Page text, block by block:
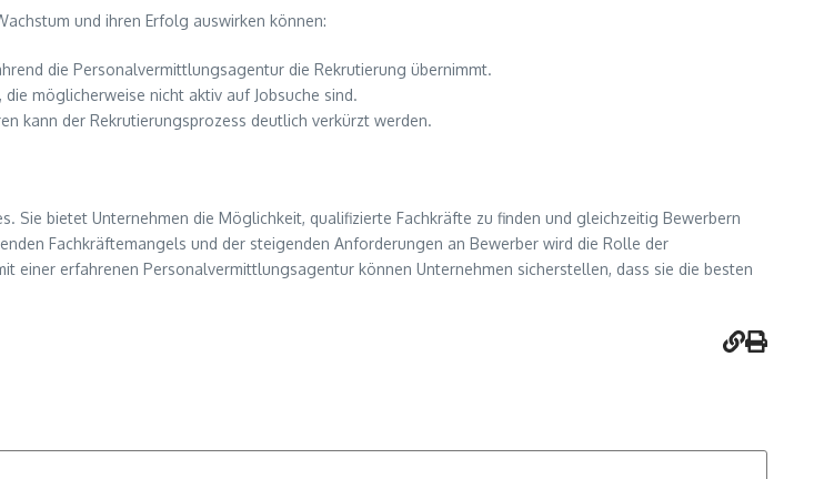
und ihren Erfolg auswirken können:
die Personalvermittlungsagentur die Rekrutierung übernimmt.
möglicherweise nicht aktiv auf Jobsuche sind.
kann der Rekrutierungsprozess deutlich verkürzt werden.
bietet Unternehmen die Möglichkeit, qualifizierte Fachkräfte zu finden und gleichzeitig Bewerbern
Fachkräftemangels und der steigenden Anforderungen an Bewerber wird die Rolle der
erfahrenen Personalvermittlungsagentur können Unternehmen sicherstellen, dass sie die besten